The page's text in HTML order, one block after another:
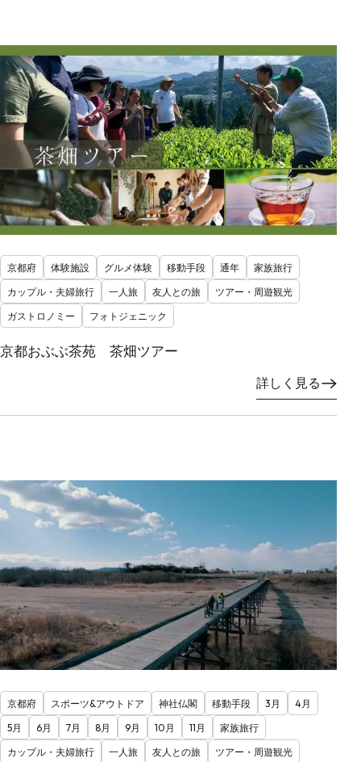
京都府 体験施設 グルメ体験 移動手段 通年
家族旅行
カップル・夫婦旅行
一人旅 友人との旅
ツアー・周遊観光
ガストロノミー
フォトジェニック
京都おぶぶ茶苑 茶畑ツアー
詳しく見る
京都府 スポーツ&アウトドア 神社仏閣 移動手段 3月
4月
5月
6月 7月 8月 9月 10月 11月
家族旅行
カップル・夫婦旅行
一人旅 友人との旅
ツアー・周遊観光